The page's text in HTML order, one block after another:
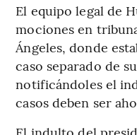
El equipo legal de
mociones en
Ángeles, donde
caso separado de
notificándoles el
casos deben ser